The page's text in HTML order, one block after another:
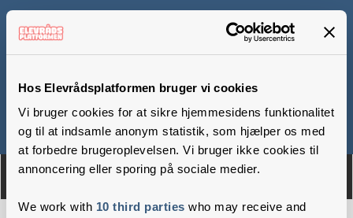
Hos Elevrådsplatformen bruger vi cookies
Vi bruger cookies for at sikre hjemmesidens funktionalitet
og til at indsamle anonym statistik, som hjælper os med
at forbedre brugeroplevelsen. Vi bruger ikke cookies til
annoncering eller sporing på sociale medier.
We work with 10 third parties who may receive and
Om Medlemmer